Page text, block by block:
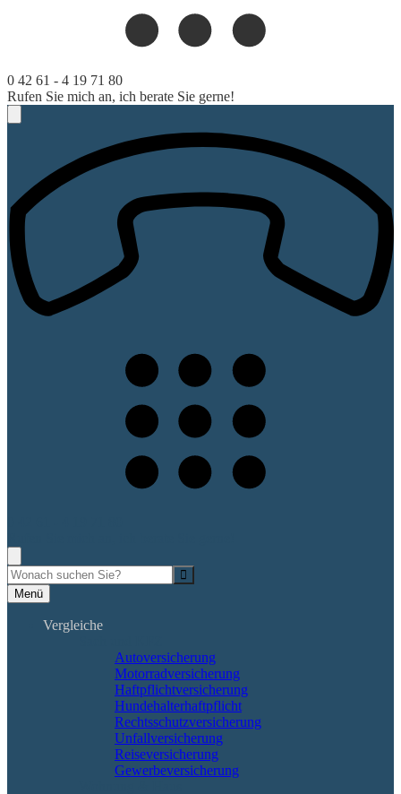
0 42 61 - 4 19 71 80
Rufen Sie mich an, ich berate Sie gerne!
Menü
Vergleiche
Autoversicherung
Motorradversicherung
Haftpflichtversicherung
Hundehalterhaftpflicht
Rechtsschutzversicherung
Unfallversicherung
Reiseversicherung
Gewerbeversicherung